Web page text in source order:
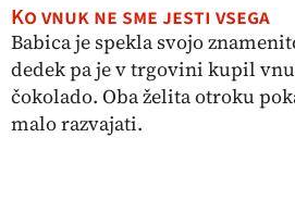
Ko vnuk ne sme jesti vsega
Babica je spekla svojo
dedek pa je v trgovini kupil
čokolado. Oba želita otroku
malo razvajati.